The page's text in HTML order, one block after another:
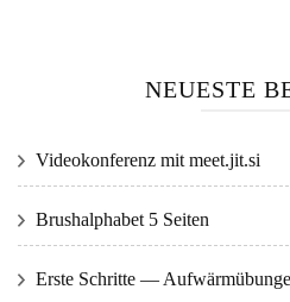
NEUESTE
Videokonferenz mit meet.jit.si
Brushalphabet 5 Seiten
Erste Schritte —